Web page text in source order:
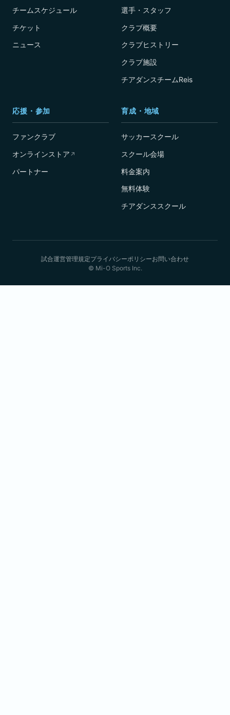
チームスケジュール
チケット
ニュース
選手・スタッフ
クラブ概要
クラブヒストリー
クラブ施設
チアダンスチームReis
応援・参加
ファンクラブ
オンラインストア ↗
パートナー
育成・地域
サッカースクール
スクール会場
料金案内
無料体験
チアダンススクール
試合運営管理規定プライバシーポリシーお問い合わせ
© Mi-O Sports Inc.